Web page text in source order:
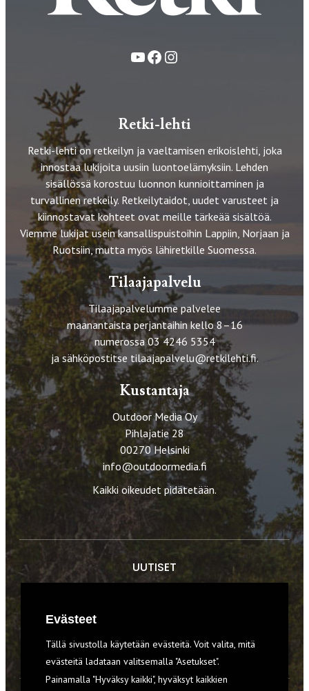
YouTube
FacebookInstagram
Retki-lehti
Retki-lehti on retkeilyn ja vaeltamisen erikoislehti, joka
innostaa lukijoita uusiin luontoelämyksiin. Lehden
sisällössä korostuu luonnon kunnioittaminen ja
turvallinen retkeily. Retkeilytaidot, uudet varusteet ja
kiinnostavat kohteet ovat meille tärkeää sisältöä.
Viemme lukijat usein kansallispuistoihin Lappiin, Norjaan ja
Ruotsiin, mutta myös lähiretkille Suomessa.
Tilaajapalvelu
Tilaajapalvelumme palvelee
maanantaista perjantaihin kello 8–16
numerossa 03 4246 5354
ja sähköpostitse tilaajapalvelu@retkilehti.fi.
Kustantaja
Outdoor Media Oy
Pihlajatie 28
00270 Helsinki
info@outdoormedia.fi
Kaikki oikeudet pidätetään.
UUTISET
VARUSTEET
Evästeet
Tällä sivustolla käytetään evästeitä. Voit valita, mitä
evästeitä ladataan valitsemalla "Asetukset".
Painamalla "Hyväksy kaikki", hyväksyt kaikkien